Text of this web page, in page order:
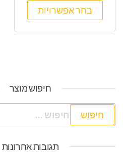
בחר אפשרויות
חיפוש מוצר
חיפוש:
תגובות אחרונות